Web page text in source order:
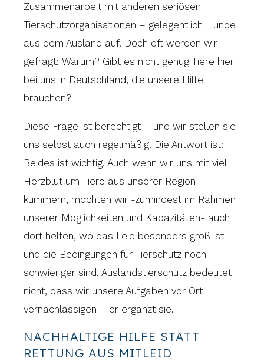
Zusammenarbeit mit anderen seriösen
Tierschutzorganisationen – gelegentlich Hunde
aus dem Ausland auf. Doch oft werden wir
gefragt: Warum? Gibt es nicht genug Tiere hier
bei uns in Deutschland, die unsere Hilfe
brauchen?
Diese Frage ist berechtigt – und wir stellen sie
uns selbst auch regelmäßig. Die Antwort ist:
Beides ist wichtig. Auch wenn wir uns mit viel
Herzblut um Tiere aus unserer Region
kümmern, möchten wir -zumindest im Rahmen
unserer Möglichkeiten und Kapazitäten- auch
dort helfen, wo das Leid besonders groß ist
und die Bedingungen für Tierschutz noch
schwieriger sind. Auslandstierschutz bedeutet
nicht, dass wir unsere Aufgaben vor Ort
vernachlässigen – er ergänzt sie.
NACHHALTIGE HILFE STATT
RETTUNG AUS MITLEID